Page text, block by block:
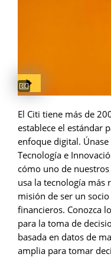
Captions available
El Citi tiene más de
establece el estándar
enfoque digital.
Tecnología e
cómo uno de
usa la tecnología más
misión de ser un
financieros. Conozca
para la toma de
basada en datos de
amplia para tomar